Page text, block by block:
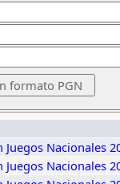
Nacionales
Nacionales